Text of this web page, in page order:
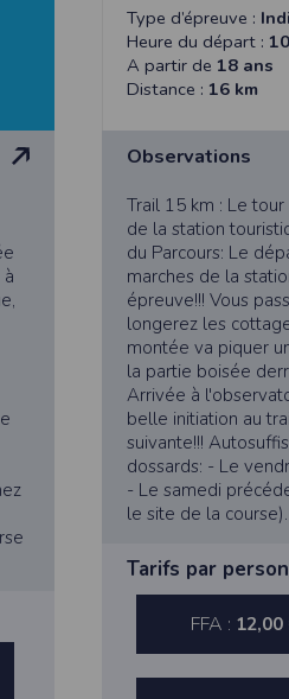
Type d’épreuve :
Heure du départ :
A partir de 18 ans
Distance : 16 km
Observations
Trail 15 km : Le
de la station
du Parcours: Le
marches de la
épreuve!!! Vous
longerez les
montée va piquer
la partie boisée
Arrivée à
belle initiation au
suivante!!!
dossards: - Le
- Le samedi
le site de la
Tarifs par
FFA : 12,00
serveurs, que vous utilisiez un
vous identifier de page en page
titre, un DPO a été nommé :
modifiée en août 2004, le
sont nécessaires aux fins de
statistiques quant à la
traitées par nos soins